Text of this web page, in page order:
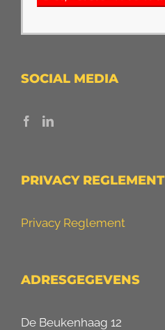
SOCIAL MEDIA
PRIVACY REGLEMENT
Privacy Reglement
ADRESGEGEVENS
De Beukenhaag 12